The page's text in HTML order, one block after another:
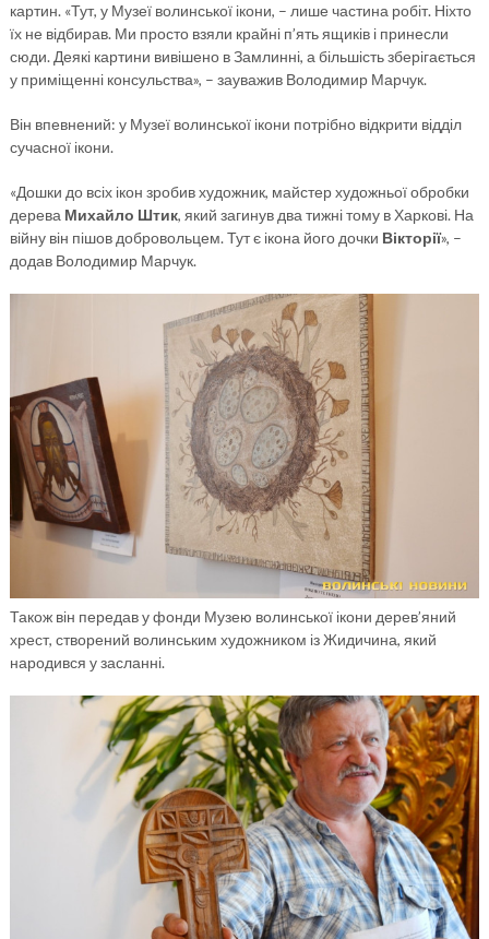
картин. «Тут, у Музеї волинської ікони, – лише частина робіт. Ніхто
їх не відбирав. Ми просто взяли крайні п’ять ящиків і принесли
сюди. Деякі картини вивішено в Замлинні, а більшість зберігається
у приміщенні консульства», – зауважив Володимир Марчук.
Він впевнений: у Музеї волинської ікони потрібно відкрити відділ
сучасної ікони.
«Дошки до всіх ікон зробив художник, майстер художньої обробки
дерева Михайло Штик, який загинув два тижні тому в Харкові. На
війну він пішов добровольцем. Тут є ікона його дочки Вікторії», –
додав Володимир Марчук.
Також він передав у фонди Музею волинської ікони дерев’яний
хрест, створений волинським художником із Жидичина, який
народився у засланні.